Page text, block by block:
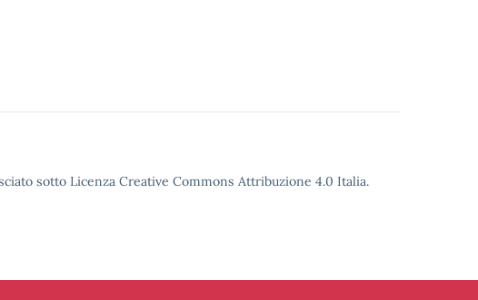
sotto Licenza Creative Commons Attribuzione 4.0 Italia.